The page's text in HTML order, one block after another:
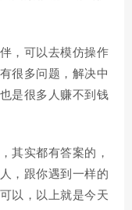
，可以去模仿操作
很多问题，解决中
是很多人赚不到钱
其实都有答案的，
，跟你遇到一样的
以，以上就是今天